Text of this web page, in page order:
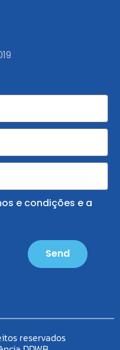
e condições e a
Send
reservados